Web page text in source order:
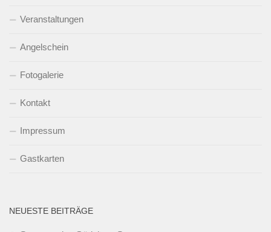
Veranstaltungen
Angelschein
Fotogalerie
Kontakt
Impressum
Gastkarten
NEUESTE BEITRÄGE